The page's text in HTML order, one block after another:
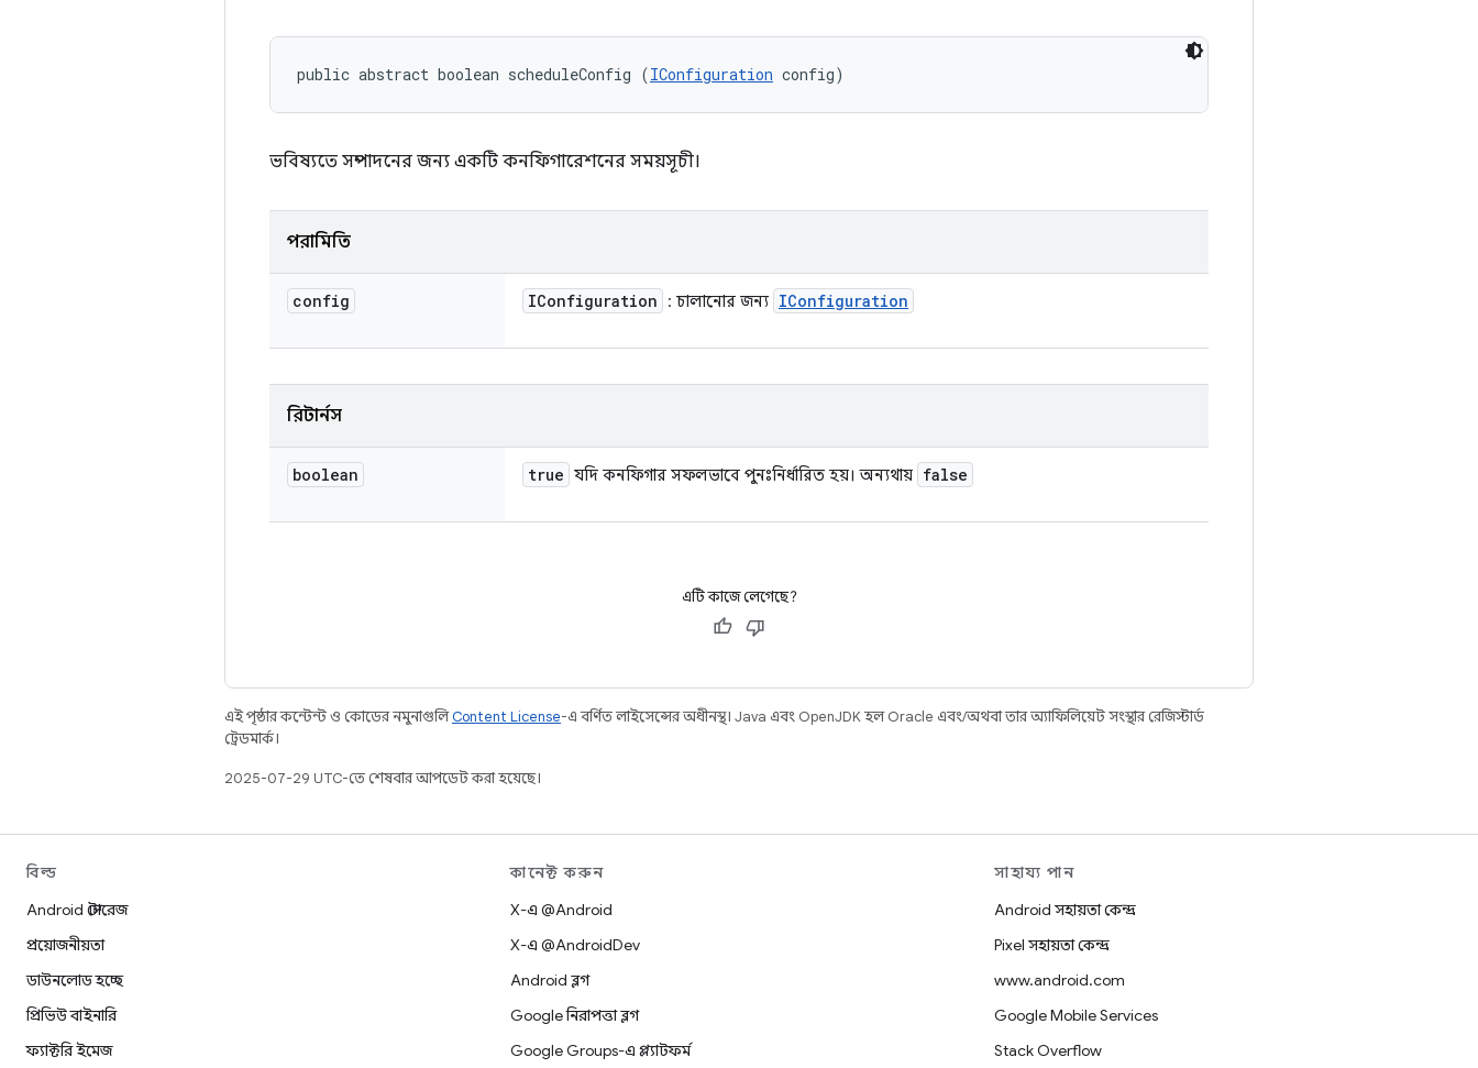
public abstract boolean scheduleConfig (IConfiguration config)
ভবিষ্যতে সম্পাদনের জন্য একটি কনফিগারেশনের সময়সূচী।
পরামিতি
config IConfiguration : চালানোর জন্য IConfiguration
রিটার্নস
boolean true যদি কনফিগার সফলভাবে পুনঃনির্ধারিত হয়। অন্যথায় false
এটি কাজে লেগেছে?
এই পৃষ্ঠার কন্টেন্ট ও কোডের নমুনাগুলিContent License-এ বর্ণিত লাইসেন্সের অধীনস্থ। Java এবং OpenJDK হল Oracle এবং/অথবা তার অ্যাফিলিয়েট সংস্থার রেজিস্টার্ড
ট্রেডমার্ক।
2025-07-29 UTC-তে শেষবার আপডেট করা হয়েছে।
বিল্ড
Android স্টোরেজ
প্রয়োজনীয়তা
ডাউনলোড হচ্ছে
প্রিভিউ বাইনারি
ফ্যাক্টরি ইমেজ
কানেক্ট করুন
X-এ @Android
X-এ @AndroidDev
Android ব্লগ
Google নিরাপত্তা ব্লগ
Google Groups-এ প্ল্যাটফর্ম
সাহায্য পান
Android সহায়তা কেন্দ্র
Pixel সহায়তা কেন্দ্র
www.android.com
Google Mobile Services
Stack Overflow